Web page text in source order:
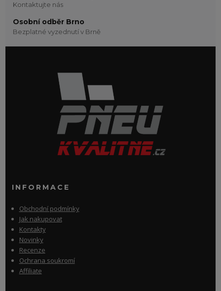
Kontaktujte nás
Osobní odběr Brno
Bezplatné vyzednutí v Brně
INFORMACE
Obchodní podmínky
Jak nakupovat
Kontakty
Novinky
Recenze
Ochrana soukromí
Affiliate